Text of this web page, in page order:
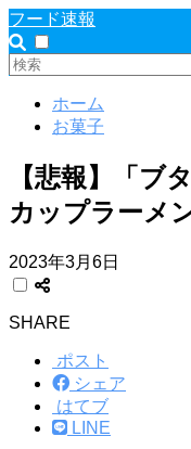
フード速報
ホーム
お菓子
【悲報】「ブ
カップラーメ
2023年3月6日
SHARE
ポスト
シェア
はてブ
LINE